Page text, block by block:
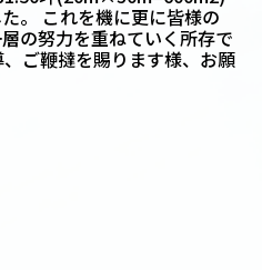
。 これを機に更に皆様の
の努力を重ねていく所存で
ご鞭撻を賜ります様、お願